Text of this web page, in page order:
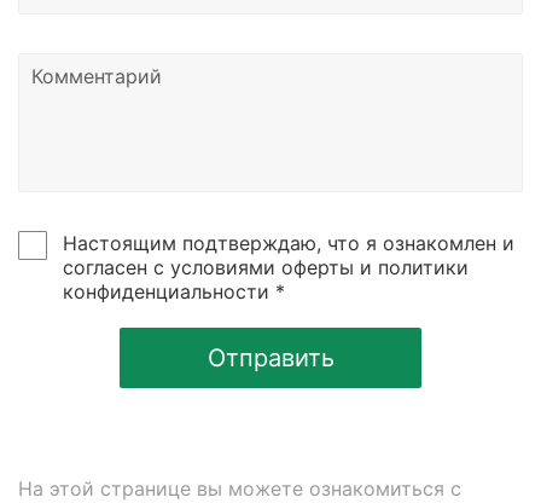
Настоящим подтверждаю, что я ознакомлен и
согласен с условиями оферты и политики
конфиденциальности *
Отправить
На этой странице вы можете ознакомиться с